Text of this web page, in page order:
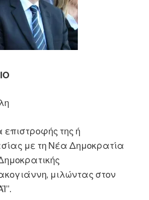
της ή
με τη Νέα Δημοκρατία
μιλώντας στον